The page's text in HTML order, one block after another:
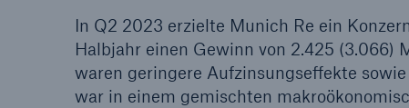
In Q2 2023 erzielte Munich Re ein
Halbjahr einen Gewinn von 2.425 (3.066)
waren geringere Aufzinsungseffekte
war in einem gemischten